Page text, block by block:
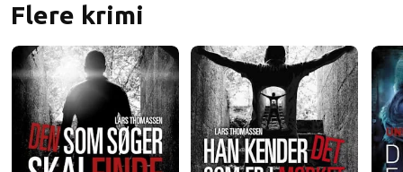
Flere krimi